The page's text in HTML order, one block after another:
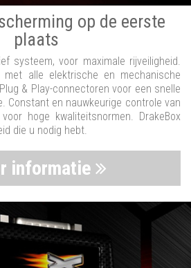
op de eerste
plaats
systeem, voor maximale rijveiligheid.
met alle elektrische en mechanische
& Play-connectoren voor een snelle
Constant en nauwkeurige controle van
hoge kwaliteitsnormen. DrakeBox
die u nodig hebt.
informatie